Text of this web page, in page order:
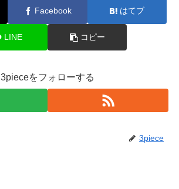
Facebook はてブ
LINE コピー
3pieceをフォローする
3piece